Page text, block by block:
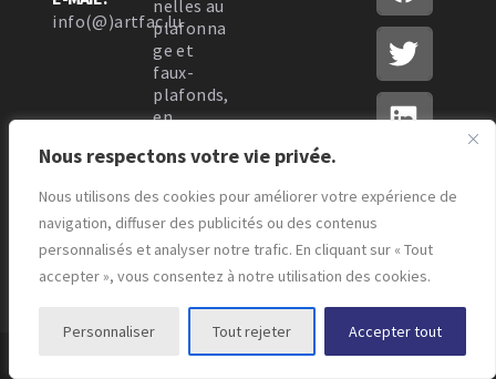
Nous respectons votre vie privée.
Nous utilisons des cookies pour améliorer votre expérience de
navigation, diffuser des publicités ou des contenus
personnalisés et analyser notre trafic. En cliquant sur « Tout
accepter », vous consentez à notre utilisation des cookies.
Personnaliser Tout rejeter Accepter tout
info(@)artfac.lu
nelles au
plafonna
ge et
faux-
plafonds,
en
par
n
thermiqu
e.
© Copyright - Artfac - Design byMarkeasy